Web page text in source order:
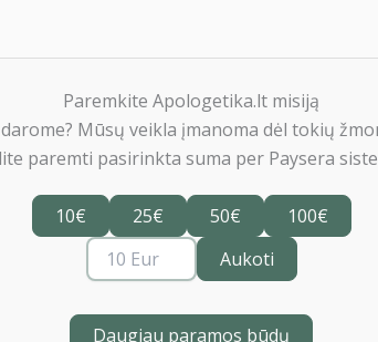
Paremkite Apologetika.lt misiją
Mūsų veikla įmanoma dėl tokių
paremti pasirinkta suma per Paysera
10€ 25€ 50€
100€
Aukoti
Daugiau paramos būdų